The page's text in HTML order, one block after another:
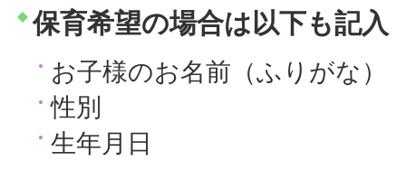
保育希望の場合は以下も記入
お子様のお名前（ふりがな）
性別
生年月日